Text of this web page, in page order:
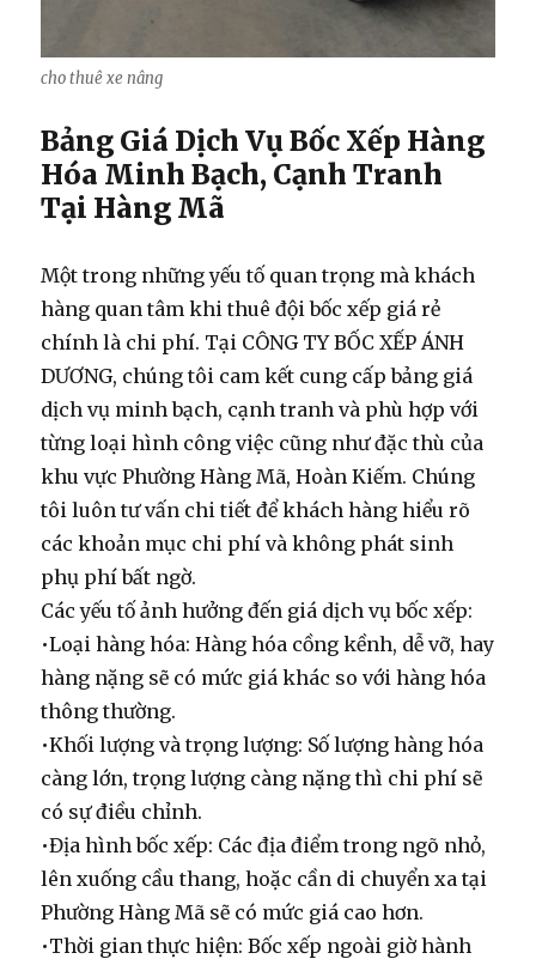
cho thuê xe nâng
Bảng Giá Dịch Vụ Bốc Xếp Hàng
Hóa Minh Bạch, Cạnh Tranh
Tại Hàng Mã
Một trong những yếu tố quan trọng mà khách
hàng quan tâm khithuê đội bốc xếp giá rẻ
chính là chi phí. Tại CÔNG TY BỐC XẾP ÁNH
DƯƠNG, chúng tôi cam kết cung cấp bảng giá
dịch vụ minh bạch, cạnh tranh và phù hợp với
từng loại hình công việc cũng như đặc thù của
khu vực Phường Hàng Mã, Hoàn Kiếm. Chúng
tôi luôn tư vấn chi tiết để khách hàng hiểu rõ
các khoản mục chi phí và không phát sinh
phụ phí bất ngờ.
Các yếu tố ảnh hưởng đến giá dịch vụ bốc xếp:
•Loại hàng hóa: Hàng hóa cồng kềnh, dễ vỡ, hay
hàng nặng sẽ có mức giá khác so với hàng hóa
thông thường.
•Khối lượng và trọng lượng: Số lượng hàng hóa
càng lớn, trọng lượng càng nặng thì chi phí sẽ
có sự điều chỉnh.
•Địa hình bốc xếp: Các địa điểm trong ngõ nhỏ,
lên xuống cầu thang, hoặc cần di chuyển xa tại
Phường Hàng Mã sẽ có mức giá cao hơn.
•Thời gian thực hiện: Bốc xếp ngoài giờ hành